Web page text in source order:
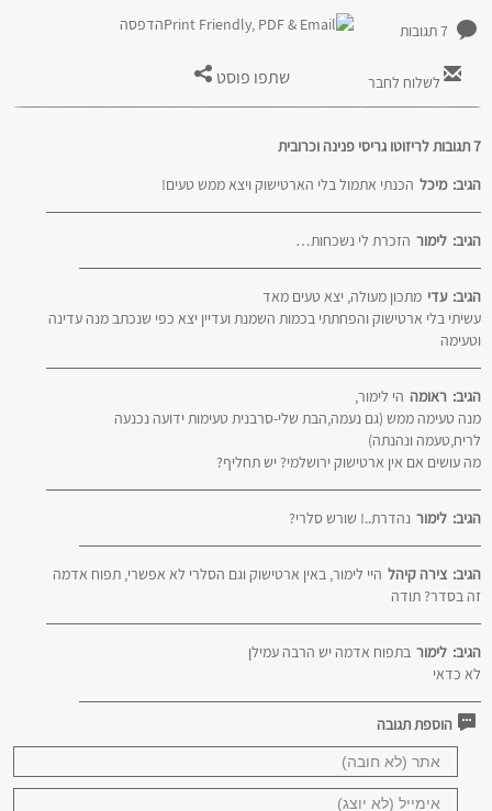
7 תגובות הדפסה
לשלוח לחבר שתפו פוסט
7 תגובות לריזוטו גריסי פנינה וכרובית
מיכל הגיב: הכנתי אתמול בלי הארטישוק ויצא ממש טעים!
לימור הגיב: הזכרת לי נשכחות…
עדי הגיב:
מתכון מעולה, יצא טעים מאד
עשיתי בלי ארטישוק והפחתתי בכמות השמנת ועדיין יצא כפי שנכתב מנה עדינה
וטעימה
ראומה הגיב:
הי לימור,
מנה טעימה ממש (גם נעמה,הבת שלי-סרבנית טעימות ידועה נכנעה
לריח,טעמה ונהנתה)
מה עושים אם אין ארטישוק ירושלמי? יש תחליף?
לימור הגיב: נהדרת..! שורש סלרי?
צירה קיהל הגיב:
היי לימור, באין ארטישוק וגם הסלרי לא אפשרי, תפוח אדמה
זה בסדר? תודה
לימור הגיב:
בתפוח אדמה יש הרבה עמילן
לא כדאי
הוספת תגובה